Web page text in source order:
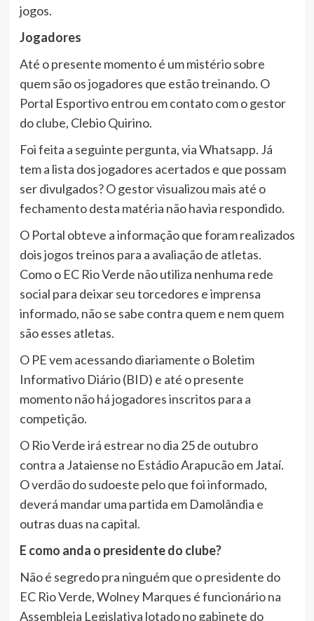
jogos.
Jogadores
Até o presente momento é um mistério sobre
quem são os jogadores que estão treinando. O
Portal Esportivo entrou em contato com o gestor
do clube, Clebio Quirino.
Foi feita a seguinte pergunta, via Whatsapp. Já
tem a lista dos jogadores acertados e que possam
ser divulgados? O gestor visualizou mais até o
fechamento desta matéria não havia respondido.
O Portal obteve a informação que foram realizados
dois jogos treinos para a avaliação de atletas.
Como o EC Rio Verde não utiliza nenhuma rede
social para deixar seu torcedores e imprensa
informado, não se sabe contra quem e nem quem
são esses atletas.
O PE vem acessando diariamente o Boletim
Informativo Diário (BID) e até o presente
momento não há jogadores inscritos para a
competição.
O Rio Verde irá estrear no dia 25 de outubro
contra a Jataiense no Estádio Arapucão em Jataí.
O verdão do sudoeste pelo que foi informado,
deverá mandar uma partida em Damolândia e
outras duas na capital.
E como anda o presidente do clube?
Não é segredo pra ninguém que o presidente do
EC Rio Verde, Wolney Marques é funcionário na
Assembleia Legislativa lotado no gabinete do